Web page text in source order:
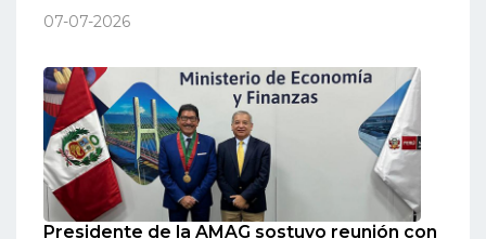
07-07-2026
Presidente de la AMAG sostuvo reunión con